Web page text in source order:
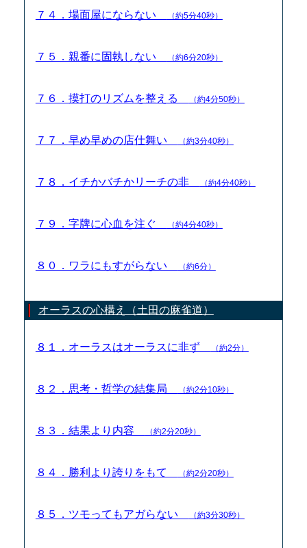
７４．場面屋にならない （約5分40秒）
７５．親番に固執しない （約6分20秒）
７６．摸打のリズムを整える （約4分50秒）
７７．早め早めの店仕舞い （約3分40秒）
７８．イチかバチかリーチの非 （約4分40秒）
７９．字牌に心血を注ぐ （約4分40秒）
８０．ワラにもすがらない （約6分）
オーラスの心構え（土田の麻雀道）
８１．オーラスはオーラスに非ず （約2分）
８２．思考・哲学の結集局 （約2分10秒）
８３．結果より内容 （約2分20秒）
８４．勝利より誇りをもて （約2分20秒）
８５．ツモってもアガらない （約3分30秒）